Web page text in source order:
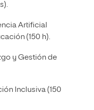
Artificial
(150 h).
y Gestión de
Inclusiva (150